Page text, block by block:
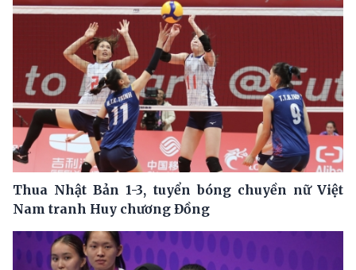
Thua Nhật Bản 1-3, tuyển bóng chuyền nữ Việt
Nam tranh Huy chương Đồng